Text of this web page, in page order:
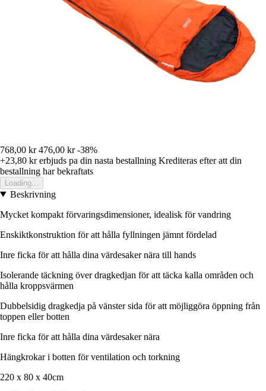
768,00 kr 476,00 kr -38%
+23,80 krerbjuds pa din nasta bestallning Krediteras efter att din
bestallning har bekraftats
Loading...
Beskrivning
Mycket kompakt förvaringsdimensioner, idealisk för vandring
Enskiktkonstruktion för att hålla fyllningen jämnt fördelad
Inre ficka för att hålla dina värdesaker nära till hands
Isolerande täckning över dragkedjan för att täcka kalla områden och
hålla kroppsvärmen
Dubbelsidig dragkedja på vänster sida för att möjliggöra öppning från
toppen eller botten
Inre ficka för att hålla dina värdesaker nära
Hängkrokar i botten för ventilation och torkning
220 x 80 x 40cm